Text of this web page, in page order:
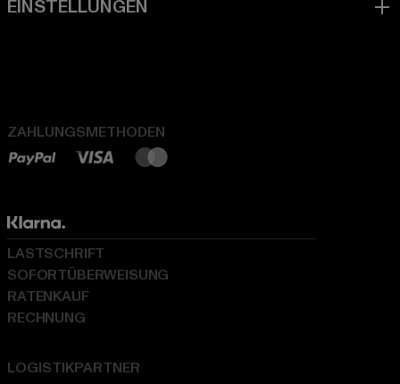
ZAHLUNGSMETHODEN
LOGISTIKPARTNER
LASTSCHRIFT
SOFORTÜBERWEISUNG
RATENKAUF
RECHNUNG